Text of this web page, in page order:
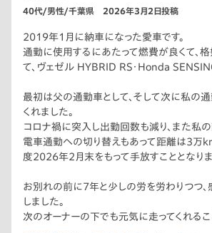
40代/男性/千葉県 2026年3月2日投稿
2019年1月に納車になった愛車です。
通勤に使用するにあたって燃費が良くて、
て、ヴェゼル HYBRID RS・Honda
最初は父の通勤車として、そして次に私の
くれました。
コロナ禍に突入し出勤回数も減り、また私
電車通勤への切り替えもあって距離は3万
度2026年2月末をもって手放すこととなりま
お別れの前に7年と少しの労を労わりつつ
しました。
次のオーナーの下でも元気に走ってくれるこ